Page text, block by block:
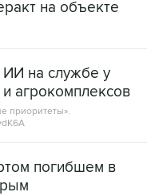
на объекте
ИИ на службе у
агрокомплексов
приоритеты».
погибшем в